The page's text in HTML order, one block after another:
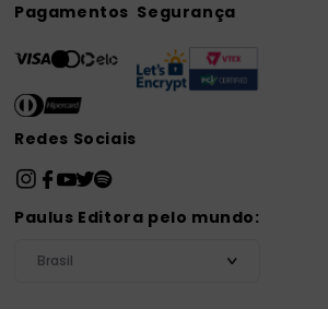
Pagamentos Segurança
Redes Sociais
Paulus Editora pelo mundo:
Brasil